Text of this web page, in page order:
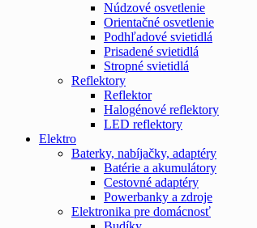
Núdzové osvetlenie
Orientačné osvetlenie
Podhľadové svietidlá
Prisadené svietidlá
Stropné svietidlá
Reflektory
Reflektor
Halogénové reflektory
LED reflektory
Elektro
Baterky, nabíjačky, adaptéry
Batérie a akumulátory
Cestovné adaptéry
Powerbanky a zdroje
Elektronika pre domácnosť